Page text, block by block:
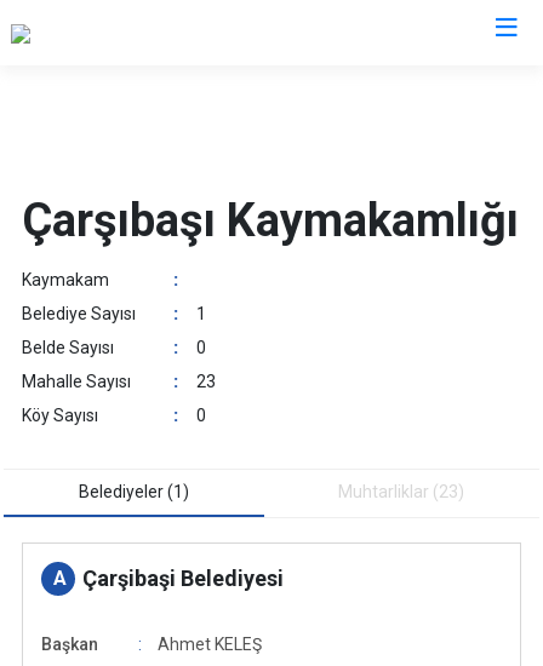
Araklı
Beşikdüzü
Çarşıbaşı
Çaykara
Dernekpazarı
Maçka
Ortahisar
Çarşıbaşı Kaymakamlığı
Kaymakam
:
Belediye Sayısı
:
1
Belde Sayısı
:
0
Mahalle Sayısı
:
23
Köy Sayısı
: 0
Belediyeler (1) Muhtarliklar (23)
A Çarşibaşi Belediyesi
Başkan
Ahmet KELEŞ